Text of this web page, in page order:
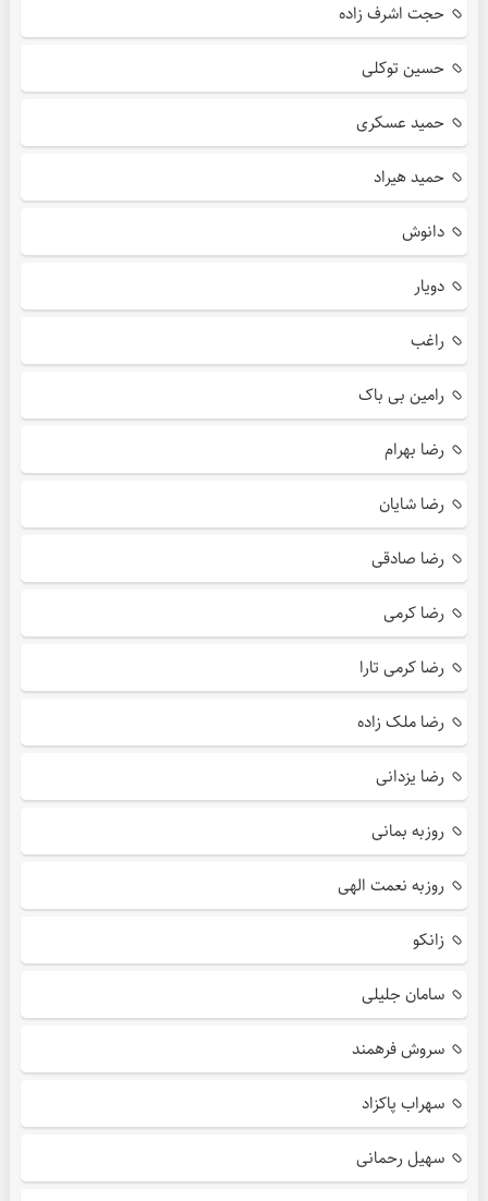
حجت اشرف زاده
حسین توکلی
حمید عسکری
حمید هیراد
دانوش
دویار
راغب
رامین بی باک
رضا بهرام
رضا شایان
رضا صادقی
رضا کرمی
رضا کرمی تارا
رضا ملک زاده
رضا یزدانی
روزبه بمانی
روزبه نعمت الهی
زانکو
سامان جلیلی
سروش فرهمند
سهراب پاکزاد
سهیل رحمانی